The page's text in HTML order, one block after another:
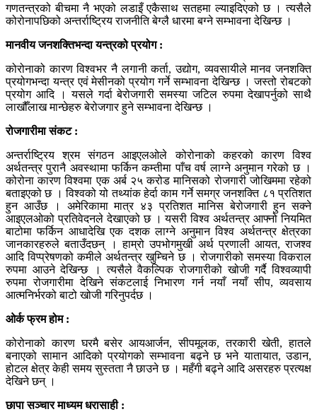
गणतन्त्रको बीचमा नै भएको लडाइँ एकैसाथ सतहमा ल्याइदिएको छ । त्यसैले
कोरोनापछिको अन्तर्राष्ट्रिय राजनीति बेग्लै धारमा बग्ने सम्भावना देखिन्छ ।
मानवीय जनशक्तिभन्दा यन्त्रको प्रयोग :
कोरोनाको कारण विश्वभर नै लगानी कर्ता, उद्योग, व्यवसायीले मानव जनशक्ति
प्रयोगभन्दा यन्त्र एवं मेसीनको प्रयोग गर्ने सम्भावना देखिन्छ । जस्तो रोबटको
प्रयोग आदि । यसले गर्दा बेरोजगारी समस्या जटिल रुपमा देखापर्नुको साथै
लाखौँलाख मान्छेहरु बेरोजगार हुने सम्भावना देखिन्छ ।
रोजगारीमा संकट :
अन्तर्राष्ट्रिय श्रम संगठन आइएलओले कोरोनाको कहरको कारण विश्व
अर्थतन्त्र पुरानै अवस्थामा फर्किन कम्तीमा पाँच वर्ष लाग्ने अनुमान गरेको छ ।
कोरोना कारण विश्वमा एक अर्ब २५ करोड मानिसको रोजगारी जोखिममा रहेको
बताइएको छ । विश्वको यो तथ्यांक हेर्दा काम गर्ने समग्र जनशक्ति ८१ प्रतिशत
हुन आउँछ । अमेरिकामा मात्र ४३ प्रतिशत मानिस बेरोजगारी हुन सक्ने
आइएलओको प्रतिवेदनले देखाएको छ । यसरी विश्व अर्थतन्त्र आफ्नो नियमित
बाटोमा फर्किन आधादेखि एक दशक लाग्ने अनुमान विश्व अर्थतन्त्र क्षेत्रका
जानकारहरुले बताउँदछन् । हाम्रो उपभोगमुखी अर्थ प्रणाली आयत, राजश्व
आदि विप्प्रेषणको कमीले अर्थतन्त्र खुम्चिने छ । रोजगारीको समस्या विकराल
रुपमा आउने देखिन्छ । त्यसैले वैकल्पिक रोजगारीको खोजी गर्दै विश्वव्यापी
रुपमा रोजगारीमा देखिने संकटलाई निभारण गर्न नयाँ नयाँ सीप, व्यवसाय
आत्मनिर्भरको बाटो खोजी गरिनुपर्दछ ।
ओर्क फ्रम होम :
कोरोनाको कारण घरमै बसेर आयआर्जन, सीपमूलक, तरकारी खेती, हातले
बनाएको सामान आदिको प्रयोगको सम्भावना बढ्ने छ भने यातायात, उडान,
होटल क्षेत्र केही समय सुस्तता नै छाउने छ । महँगी बढ्ने आदि असरहरु प्रत्यक्ष
देखिने छन् ।
छापा सञ्चार माध्यम धरासाही :